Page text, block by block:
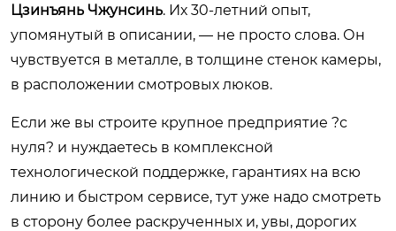
Цзинъянь Чжунсинь. Их 30-летний опыт,
упомянутый в описании, — не просто слова. Он
чувствуется в металле, в толщине стенок камеры,
в расположении смотровых люков.
Если же вы строите крупное предприятие ?с
нуля? и нуждаетесь в комплексной
технологической поддержке, гарантиях на всю
линию и быстром сервисе, тут уже надо смотреть
в сторону более раскрученных и, увы, дорогих